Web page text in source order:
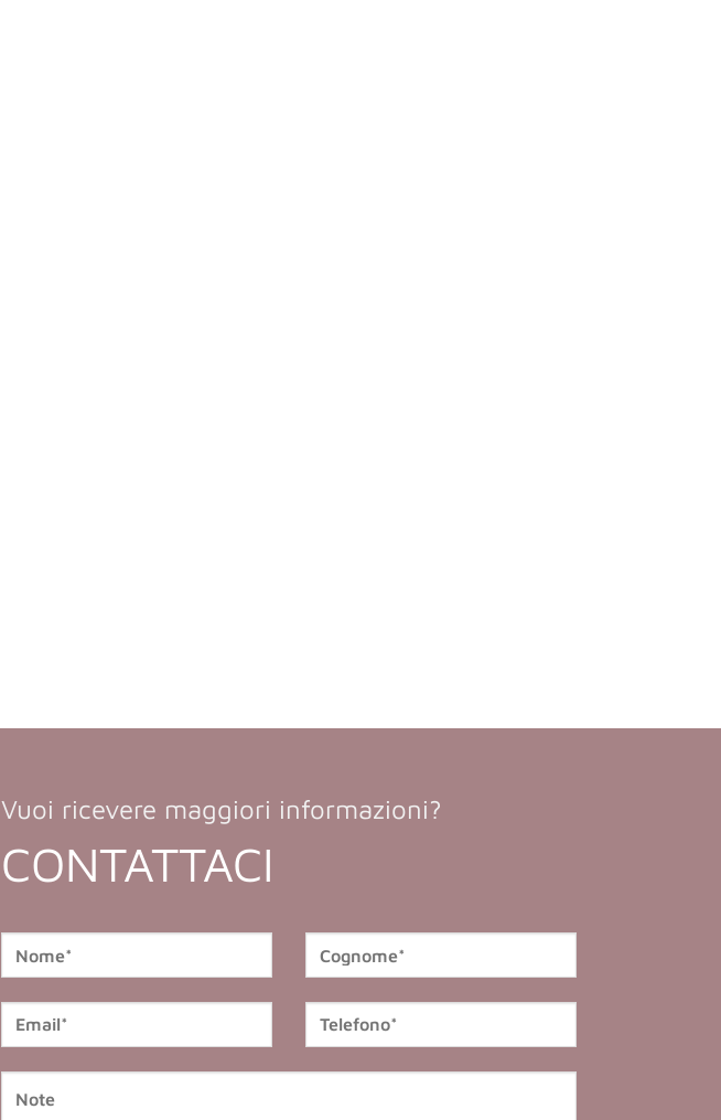
Vuoi ricevere maggiori informazioni?
CONTATTACI